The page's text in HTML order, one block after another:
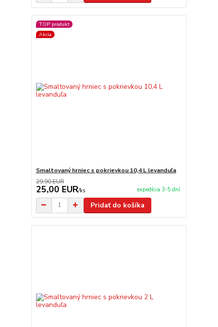
TOP produkt
Akcia
Smaltovaný hrniec s pokrievkou 10,4 L levanduľa
29,90 EUR
25,00 EUR/ks expedícia 3-5 dní
Pridať do košíka